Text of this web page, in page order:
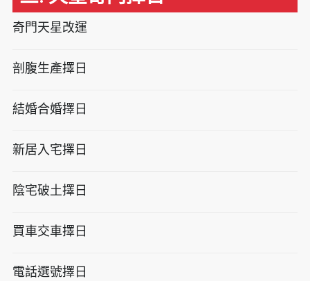
奇門天星改運
剖腹生產擇日
結婚合婚擇日
新居入宅擇日
陰宅破土擇日
買車交車擇日
電話選號擇日